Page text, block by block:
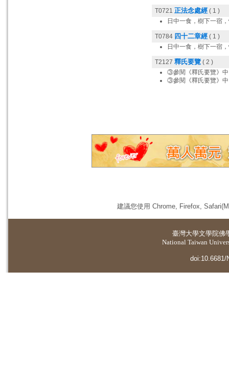
T0721 正法念處經 ( 1 )
日中一食，樹下一宿
T0784 四十二章經 ( 1 )
日中一食，樹下一宿
T2127 釋氏要覽 ( 2 )
③參閱《釋氏要覽》中
③參閱《釋氏要覽》中
建議您使用 Chrome, Firefox,
臺灣大學文學院佛
National Taiwan
doi:10.6681/